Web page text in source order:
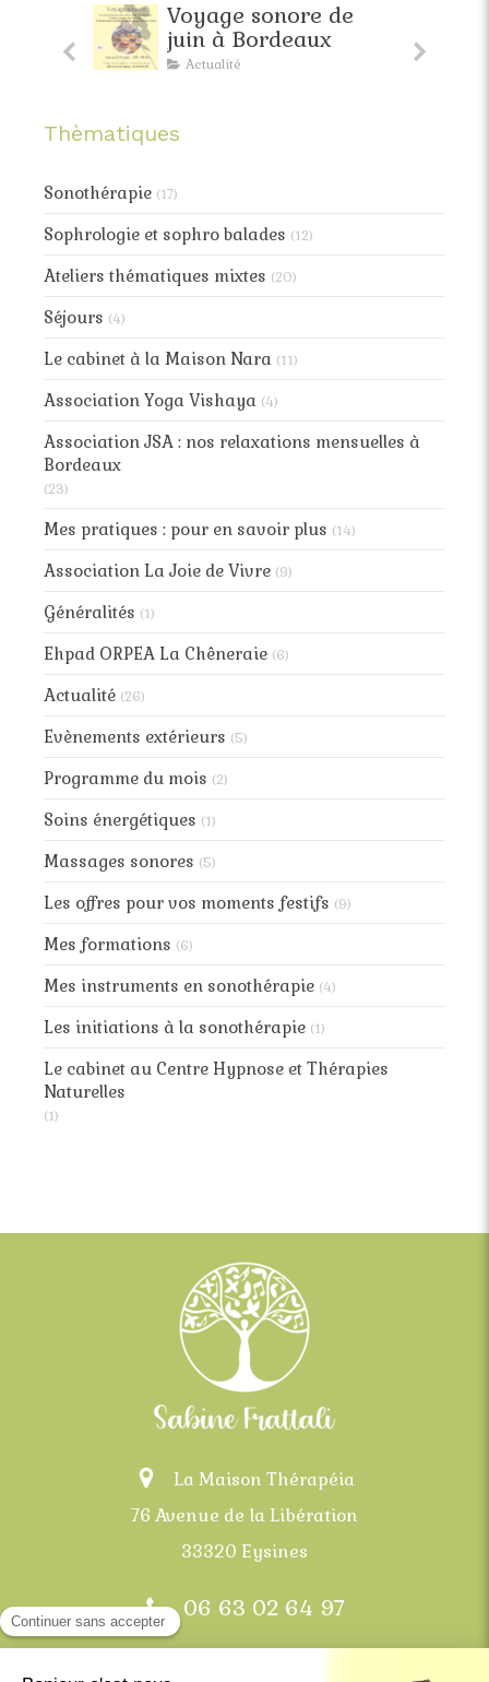
Voyage sonore de
juin à Bordeaux
Actualité
Thèmatiques
Sonothérapie (17)
Sophrologie et sophro balades (12)
Ateliers thématiques mixtes (20)
Séjours (4)
Le cabinet à la Maison Nara (11)
Association Yoga Vishaya (4)
Association JSA : nos relaxations mensuelles à
Bordeaux
(23)
Mes pratiques : pour en savoir plus (14)
Association La Joie de Vivre (9)
Généralités (1)
Ehpad ORPEA La Chêneraie (6)
Actualité (26)
Evènements extérieurs (5)
Programme du mois (2)
Soins énergétiques (1)
Massages sonores (5)
Les offres pour vos moments festifs (9)
Mes formations (6)
Mes instruments en sonothérapie (4)
Les initiations à la sonothérapie (1)
Le cabinet au Centre Hypnose et Thérapies
Naturelles
(1)
La Maison Thérapéia
76 Avenue de la Libération
33320 Eysines
06 63 02 64 97